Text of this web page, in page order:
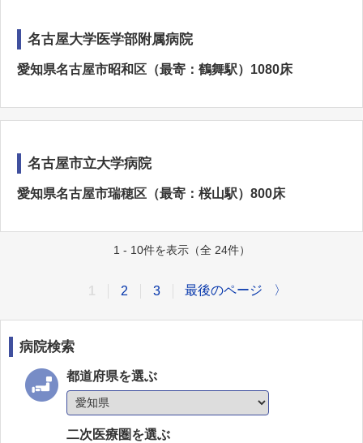
名古屋大学医学部附属病院
愛知県名古屋市昭和区（最寄：鶴舞駅）1080床
名古屋市立大学病院
愛知県名古屋市瑞穂区（最寄：桜山駅）800床
1 - 10件を表示（全 24件）
2 3 最後のページ 〉
病院検索
都道府県を選ぶ
二次医療圏を選ぶ